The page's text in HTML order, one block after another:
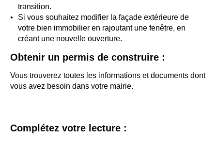
transition.
Si vous souhaitez modifier la façade extérieure de
votre bien immobilier en rajoutant une fenêtre, en
créant une nouvelle ouverture.
Obtenir un permis de construire :
Vous trouverez toutes les informations et documents dont
vous avez besoin dans votre mairie.
Complétez votre lecture :